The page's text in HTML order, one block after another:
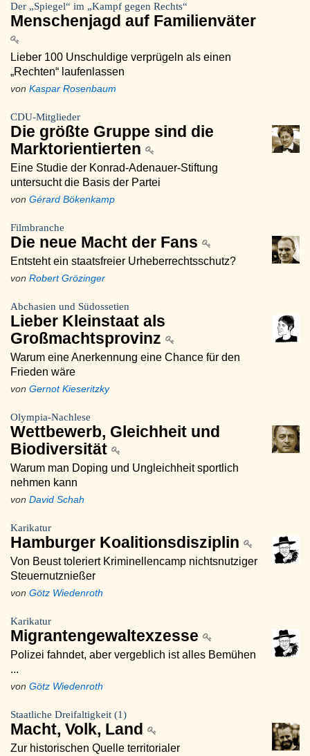
Der „Spiegel“ im „Kampf gegen Rechts“
Menschenjagd auf Familienväter
Lieber 100 Unschuldige verprügeln als einen
„Rechten“ laufenlassen
von Kaspar Rosenbaum
CDU-Mitglieder
Die größte Gruppe sind die
Marktorientierten
Eine Studie der Konrad-Adenauer-Stiftung
untersucht die Basis der Partei
von Gérard Bökenkamp
Filmbranche
Die neue Macht der Fans
Entsteht ein staatsfreier Urheberrechtsschutz?
von Robert Grözinger
Abchasien und Südossetien
Lieber Kleinstaat als
Großmachtsprovinz
Warum eine Anerkennung eine Chance für den
Frieden wäre
von Gernot Kieseritzky
Olympia-Nachlese
Wettbewerb, Gleichheit und
Biodiversität
Warum man Doping und Ungleichheit sportlich
nehmen kann
von David Schah
Karikatur
Hamburger Koalitionsdisziplin
Von Beust toleriert Kriminellencamp nichtsnutziger
Steuernutznießer
von Götz Wiedenroth
Karikatur
Migrantengewaltexzesse
Polizei fahndet, aber vergeblich ist alles Bemühen
...
von Götz Wiedenroth
Staatliche Dreifaltigkeit (1)
Macht, Volk, Land
Zur historischen Quelle territorialer